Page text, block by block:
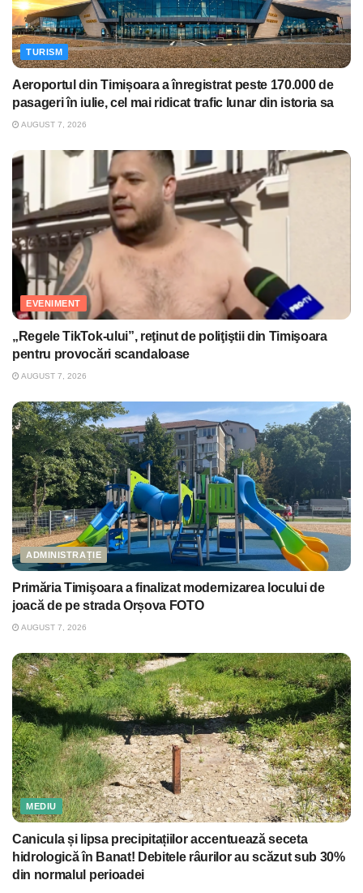
TURISM
Aeroportul din Timișoara a înregistrat peste 170.000 de
pasageri în iulie, cel mai ridicat trafic lunar din istoria sa
AUGUST 7, 2026
EVENIMENT
„Regele TikTok-ului”, reţinut de poliţiştii din Timişoara
pentru provocări scandaloase
AUGUST 7, 2026
ADMINISTRAȚIE
Primăria Timişoara a finalizat modernizarea locului de
joacă de pe strada Orșova FOTO
AUGUST 7, 2026
MEDIU
Canicula și lipsa precipitațiilor accentuează seceta
hidrologică în Banat! Debitele râurilor au scăzut sub 30%
din normalul perioadei